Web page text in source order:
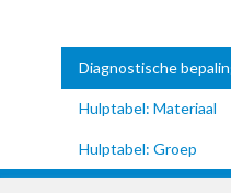
Diagnostische
Hulptabel: Materiaal
Hulptabel: Groep